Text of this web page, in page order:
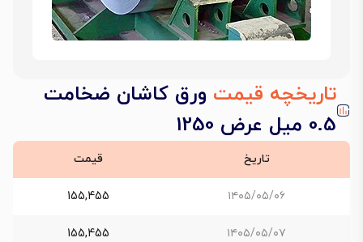
تاریخچه قیمت ورق کاشان ضخامت
0.5 میل عرض 1250
تاریخ قیمت
۱۴۰۵/۰۵/۰۶ 155,455
۱۴۰۵/۰۵/۰۷ 155,455